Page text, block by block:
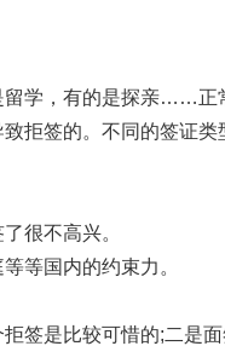
留学，有的是探亲……正
拒签的。不同的签证类
很不高兴。
等国内的约束力。
签是比较可惜的;二是